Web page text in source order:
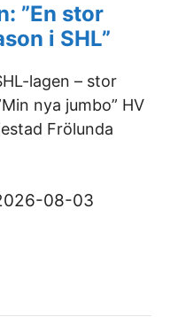
”En stor
i SHL”
lagen – stor
nya jumbo” HV
Frölunda
08-03